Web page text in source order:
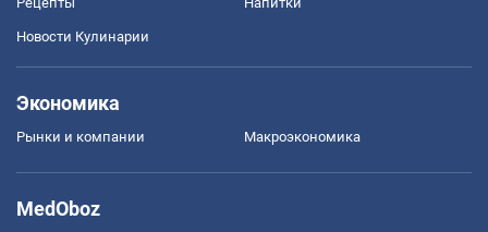
Новости Кулинарии
Экономика
Рынки и компании Mакроэкономика
MedOboz